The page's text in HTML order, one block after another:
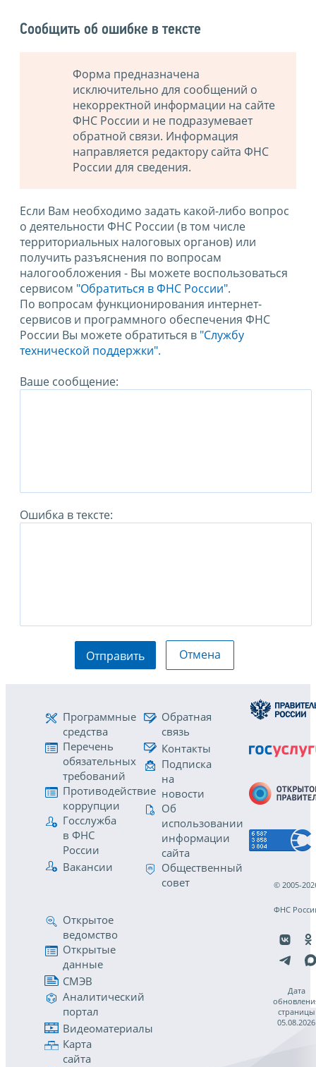
Сообщить об ошибке в тексте
Форма предназначена
исключительно для сообщений о
некорректной информации на сайте
ФНС России и не подразумевает
обратной связи. Информация
направляется редактору сайта ФНС
России для сведения.
Если Вам необходимо задать какой-либо вопрос
о деятельности ФНС России (в том числе
территориальных налоговых органов) или
получить разъяснения по вопросам
налогообложения - Вы можете воспользоваться
сервисом "Обратиться в ФНС России".
По вопросам функционирования интернет-
сервисов и программного обеспечения ФНС
России Вы можете обратиться в "Службу
технической поддержки".
Ваше сообщение:
Ошибка в тексте:
Отправить Отмена
Программные
средства
Перечень
обязательных
требований
Противодействие
коррупции
Госслужба
в ФНС
России
Вакансии
Обратная
связь
Контакты
Подписка
на
новости
Об
использовании
информации
сайта
Общественный
совет
Открытое
ведомство
Открытые
данные
СМЭВ
Аналитический
портал
Видеоматериалы
Карта
сайта
© 2005-
ФНС
Дата
страницы
05.08.2026